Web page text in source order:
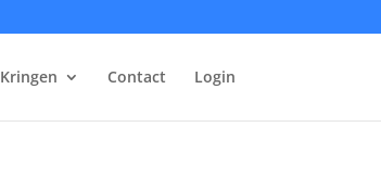
Kringen Contact Login